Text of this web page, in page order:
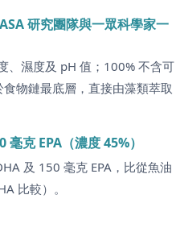
研究團隊與一眾科學家一
、濕度及 pH 值；100% 不含可
物鏈最底層，直接由藻類萃取
克 EPA（濃度 45%）
及 150 毫克 EPA，比從魚油
比較）。